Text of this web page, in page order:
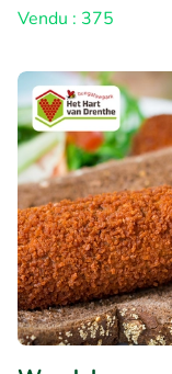
Vendu : 375